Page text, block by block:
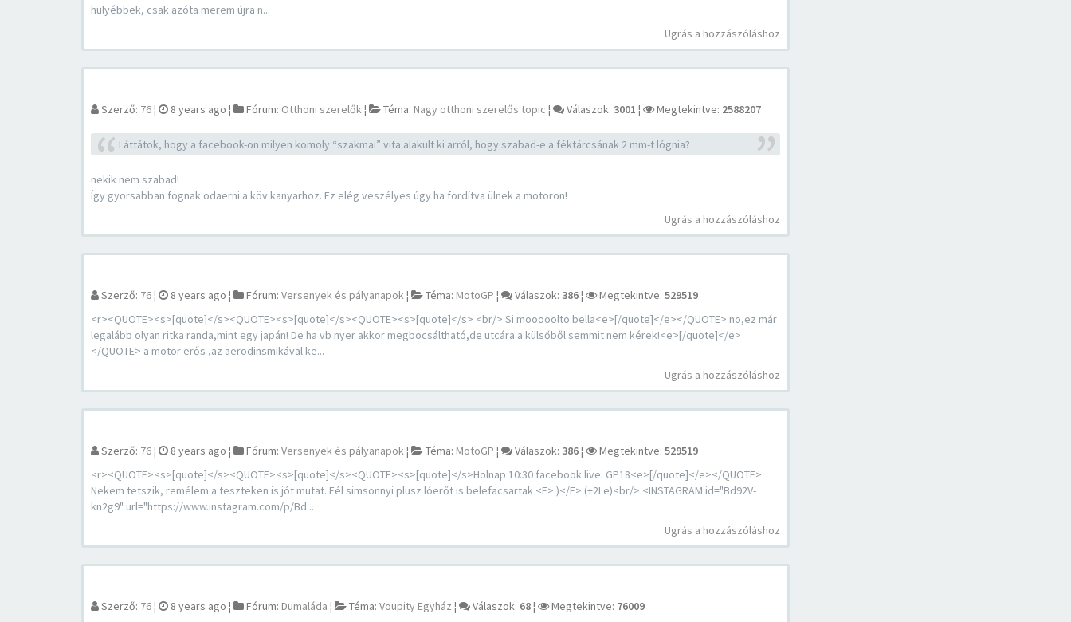
hülyébbek, csak azóta merem újra n...
Ugrás a hozzászóláshoz
Szerző: 76¦ 8 years ago ¦ Fórum: Otthoni szerelők¦ Téma: Nagy otthoni szerelős topic ¦ Válaszok: 3001 ¦ Megtekintve: 2588207
Láttátok, hogy a facebook-on milyen komoly “szakmai” vita alakult ki arról, hogy szabad-e a féktárcsának 2 mm-t lógnia?
nekik nem szabad!
Így gyorsabban fognak odaerni a köv kanyarhoz. Ez elég veszélyes úgy ha fordítva ülnek a motoron!
Ugrás a hozzászóláshoz
Szerző: 76¦ 8 years ago ¦ Fórum: Versenyek és pályanapok¦ Téma: MotoGP ¦ Válaszok: 386¦ Megtekintve: 529519
<r><QUOTE><s>[quote]</s><QUOTE><s>[quote]</s><QUOTE><s>[quote]</s> <br/> Si mooooolto bella<e>[/quote]</e></QUOTE> no,ez már
legalább olyan ritka randa,mint egy japán! De ha vb nyer akkor megbocsáltható,de utcára a külsőből semmit nem kérek!<e>[/quote]</e>
</QUOTE> a motor erős ,az aerodinsmikával ke...
Ugrás a hozzászóláshoz
Szerző: 76¦ 8 years ago ¦ Fórum: Versenyek és pályanapok¦ Téma: MotoGP ¦ Válaszok: 386¦ Megtekintve: 529519
<r><QUOTE><s>[quote]</s><QUOTE><s>[quote]</s><QUOTE><s>[quote]</s>Holnap 10:30 facebook live: GP18<e>[/quote]</e></QUOTE>
Nekem tetszik, remélem a teszteken is jót mutat. Fél simsonnyi plusz lóerőt is belefacsartak <E>:)</E> (+2Le)<br/> <INSTAGRAM id="Bd92V-
kn2g9" url="https://www.instagram.com/p/Bd...
Ugrás a hozzászóláshoz
Szerző: 76¦ 8 years ago ¦ Fórum: Dumaláda ¦ Téma: Voupity Egyház ¦ Válaszok: 68¦ Megtekintve: 76009